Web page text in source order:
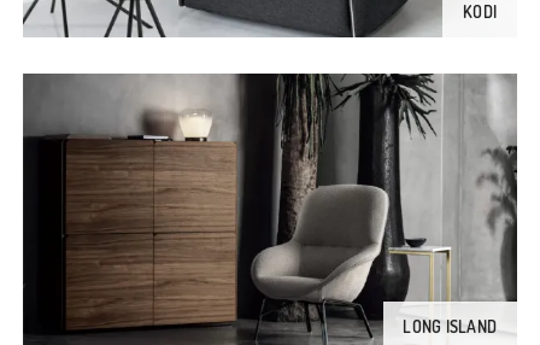
KODI
LONG ISLAND